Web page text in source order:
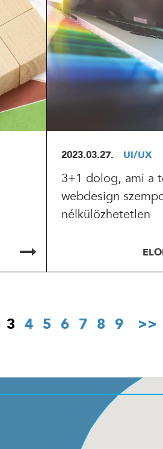
ELOLVASOM
2023.03.27. UI/UX
3+1 dolog, ami a
webdesign
nélkülözhetetlen
3 4 5 6 7 8 9